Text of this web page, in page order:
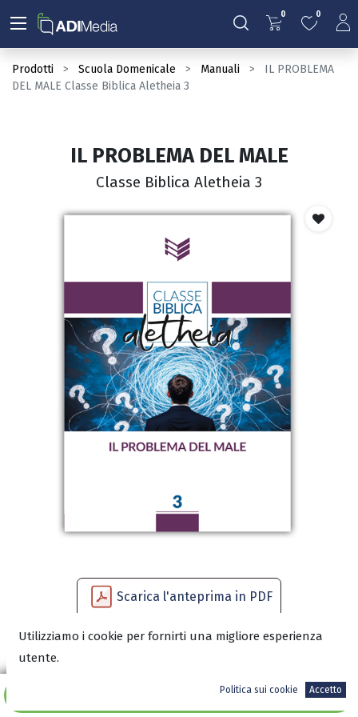
0 0
Prodotti Scuola Domenicale Manuali
IL PROBLEMA
DEL MALE Classe Biblica Aletheia 3
Aggiungi al carrello
IL PROBLEMA DEL MALE
Classe Biblica Aletheia 3
Scarica l'anteprima in PDF
Utilizziamo i cookie per fornirti una migliore esperienza
utente.
Politica sui cookie Accetto